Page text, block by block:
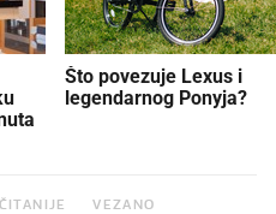
Što povezuje Lexus i
legendarnog Ponyja?
VEZANO